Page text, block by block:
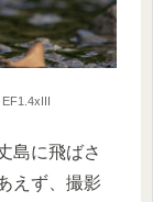
島に飛ばさ
えず、撮影